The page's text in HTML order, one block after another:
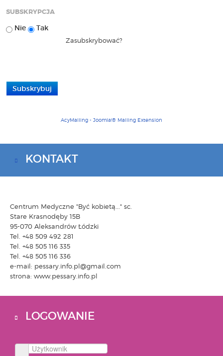
SUBSKRYPCJA
Nie Tak
AcyMailing - Joomla!® Mailing Extension
KONTAKT
Centrum Medyczne "Być kobietą..." sc.
Stare Krasnodęby 15B
95-070 Aleksandrów Łódzki
Tel. +48 509 492 281
Tel. +48 505 116 335
Tel. +48 505 116 336
e-mail: pessary.info.pl@gmail.com
strona: www.pessary.info.pl
LOGOWANIE
Użytkownik